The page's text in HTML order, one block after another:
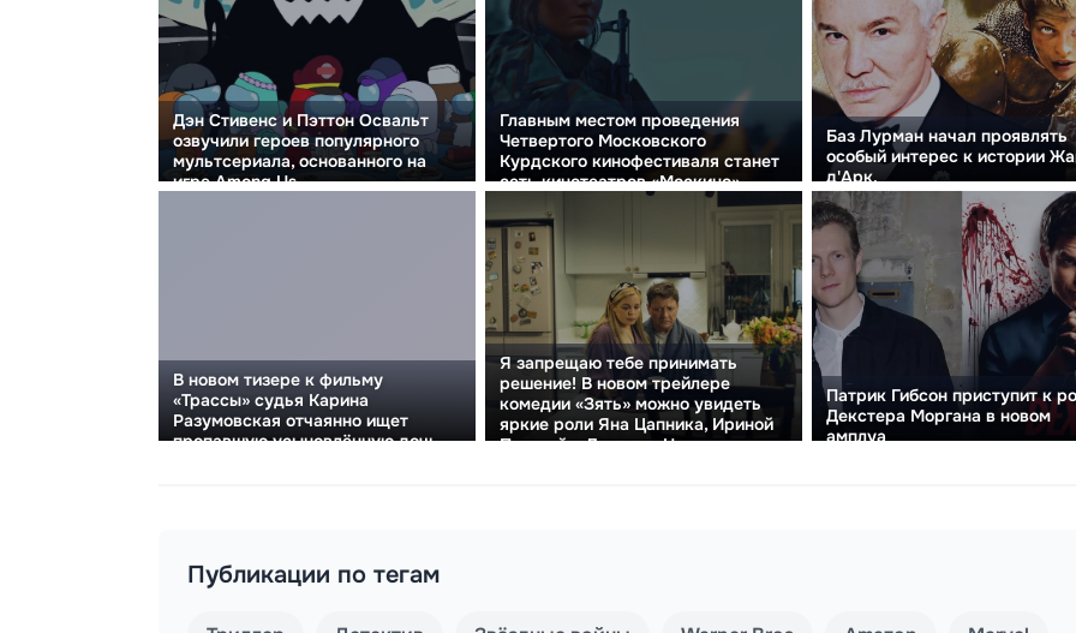
Дэн Стивенс и Пэттон Освальт
озвучили героев популярного
мультсериала, основанного на
игре Among Us
Главным местом проведения
Четвертого Московского
Курдского кинофестиваля станет
сеть кинотеатров «Москино».
Баз Лурман начал проявлять
особый интерес к истории
д'Арк.
В новом тизере к фильму
«Трассы» судья Карина
Разумовская отчаянно ищет
пропавшую усыновлённую дочь.
Я запрещаю тебе принимать
решение! В новом трейлере
комедии «Зять» можно увидеть
яркие роли Яна Цапника, Ириной
Пеговой и Дмитрия Нагиева.
Патрик Гибсон приступит к
Декстера Моргана в новом
амплуа
Публикации по тегам